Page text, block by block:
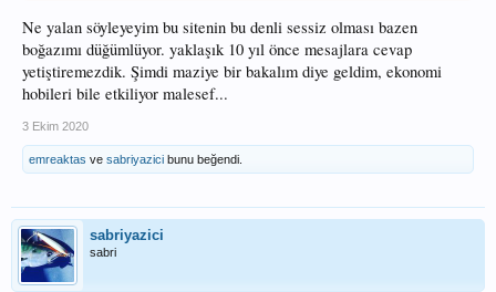
Ne yalan söyleyeyim bu sitenin bu denli sessiz olması bazen
boğazımı düğümlüyor. yaklaşık 10 yıl önce mesajlara cevap
yetiştiremezdik. Şimdi maziye bir bakalım diye geldim, ekonomi
hobileri bile etkiliyor malesef...
3 Ekim 2020
emreaktas ve sabriyazici bunu beğendi.
sabriyazici
sabri